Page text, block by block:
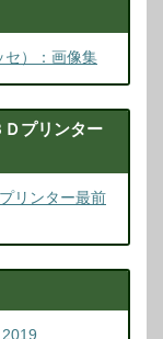
）：画像集
プリンター
リンター最前